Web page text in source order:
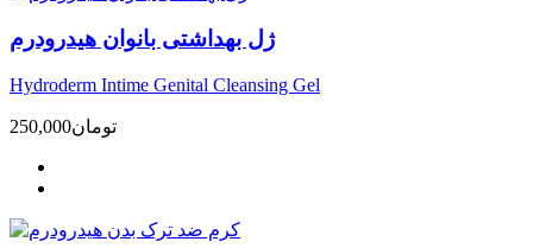
ژل بهداشتی بانوان هیدرودرم
Hydroderm Intime Genital Cleansing Gel
250,000تومان